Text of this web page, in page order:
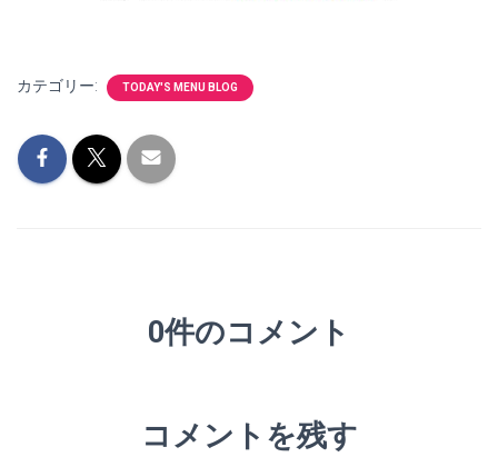
カテゴリー: TODAY'S MENU BLOG
0件のコメント
コメントを残す